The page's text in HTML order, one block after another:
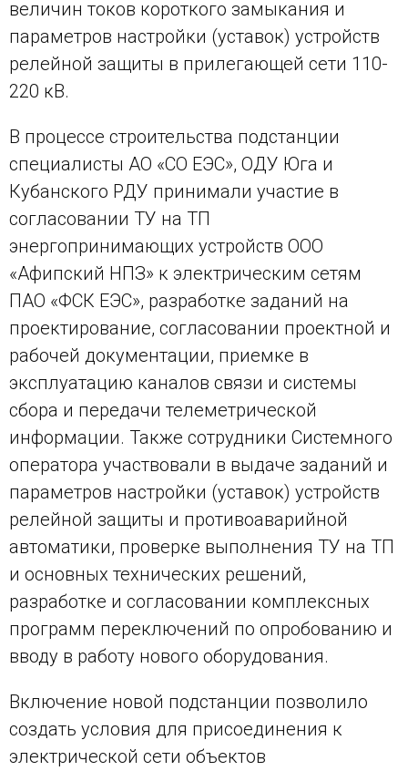
величин токов короткого замыкания и
параметров настройки (уставок) устройств
релейной защиты в прилегающей сети 110-
220 кВ.
В процессе строительства подстанции
специалисты АО «СО ЕЭС», ОДУ Юга и
Кубанского РДУ принимали участие в
согласовании ТУ на ТП
энергопринимающих устройств ООО
«Афипский НПЗ» к электрическим сетям
ПАО «ФСК ЕЭС», разработке заданий на
проектирование, согласовании проектной и
рабочей документации, приемке в
эксплуатацию каналов связи и системы
сбора и передачи телеметрической
информации. Также сотрудники Системного
оператора участвовали в выдаче заданий и
параметров настройки (уставок) устройств
релейной защиты и противоаварийной
автоматики, проверке выполнения ТУ на ТП
и основных технических решений,
разработке и согласовании комплексных
программ переключений по опробованию и
вводу в работу нового оборудования.
Включение новой подстанции позволило
создать условия для присоединения к
электрической сети объектов